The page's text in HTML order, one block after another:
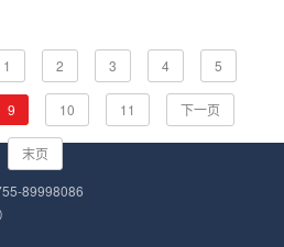
1 2 3 4 5
9 10 11 下一页
末页
89998086